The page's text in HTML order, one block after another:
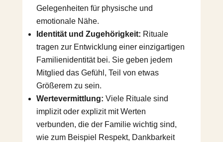
Gelegenheiten für physische und
emotionale Nähe.
Identität und Zugehörigkeit: Rituale
tragen zur Entwicklung einer einzigartigen
Familienidentität bei. Sie geben jedem
Mitglied das Gefühl, Teil von etwas
Größerem zu sein.
Wertevermittlung: Viele Rituale sind
implizit oder explizit mit Werten
verbunden, die der Familie wichtig sind,
wie zum Beispiel Respekt, Dankbarkeit